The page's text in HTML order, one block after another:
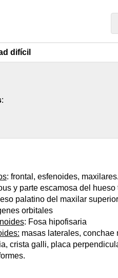
difícil
:
: frontal, esfenoides, maxilares.
y parte escamosa del hueso
palatino del maxilar superior
orbitales
: Fosa hipofisaria
masas laterales, conchae
crista galli, placa